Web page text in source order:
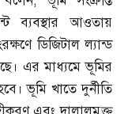
ব্যবস্থার আওতায়
ডিজিটাল ল্যান্ড
এর মাধ্যমে ভূমির
ভূমি খাতে দুর্নীতি